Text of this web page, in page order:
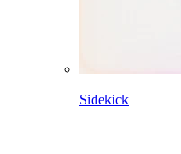
Sidekick